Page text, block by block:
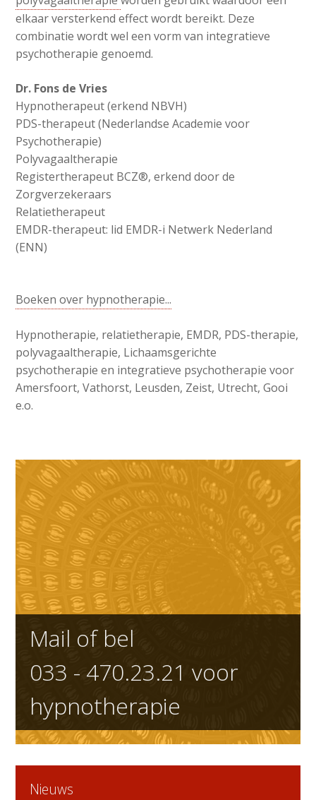
elkaar versterkend effect wordt bereikt. Deze
combinatie wordt wel een vorm van integratieve
psychotherapie genoemd.
Dr. Fons de Vries
Hypnotherapeut (erkend NBVH)
PDS-therapeut (Nederlandse Academie voor
Psychotherapie)
Polyvagaaltherapie
Registertherapeut BCZ®, erkend door de
Zorgverzekeraars
Relatietherapeut
EMDR-therapeut: lid EMDR-i Netwerk Nederland
(ENN)
Boeken over hypnotherapie...
Hypnotherapie, relatietherapie, EMDR, PDS-therapie,
polyvagaaltherapie, Lichaamsgerichte
psychotherapie en integratieve psychotherapie voor
Amersfoort, Vathorst, Leusden, Zeist, Utrecht, Gooi
e.o.
Mail of bel
033 - 470.23.21 voor
hypnotherapie
Nieuws